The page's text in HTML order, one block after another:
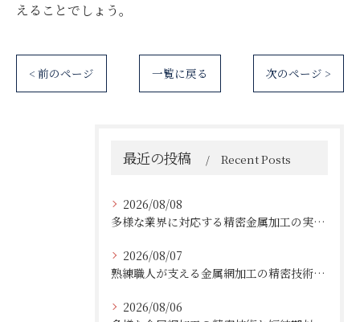
えることでしょう。
< 前のページ 一覧に戻る 次のページ >
最近の投稿 Recent Posts
2026/08/08
多様な業界に対応する精密金属加工の実績と技術
2026/08/07
熟練職人が支える金属網加工の精密技術と柔軟対応
2026/08/06